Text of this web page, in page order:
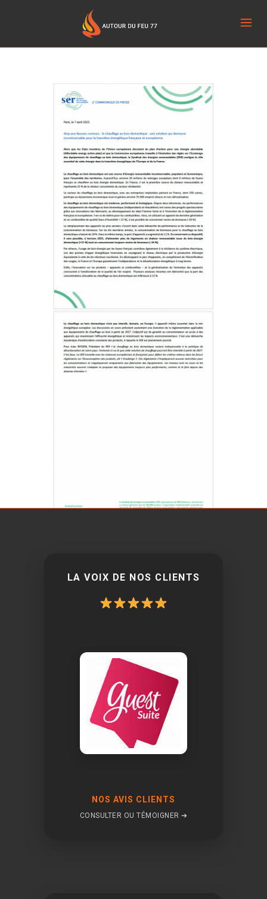
LA VOIX DE NOS CLIENTS
NOS AVIS CLIENTS
CONSULTER OU TÉMOIGNER ➔